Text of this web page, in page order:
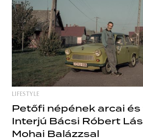
budapest poland
LIFESTYLE
Petőfi népének arcai és
Interjú Bácsi Róbert
Mohai Balázzsal